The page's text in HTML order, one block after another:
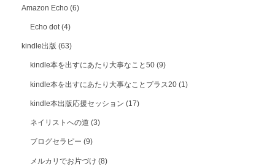
Amazon Echo(6)
Echo dot(4)
kindle出版(63)
kindle本を出すにあたり大事なこと50(9)
kindle本を出すにあたり大事なことプラス20(1)
kindle本出版応援セッション(17)
ネイリストへの道(3)
ブログセラピー(9)
メルカリでお片づけ(8)